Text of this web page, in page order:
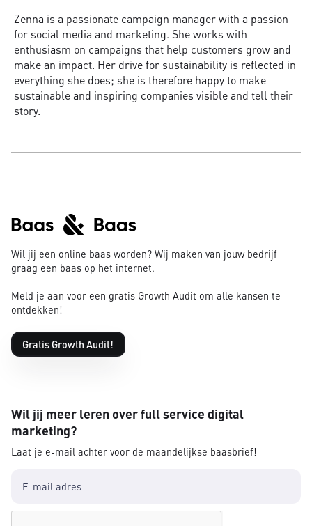
Zenna is a passionate campaign manager with a passion
for social media and marketing. She works with
enthusiasm on campaigns that help customers grow and
make an impact. Her drive for sustainability is reflected in
everything she does; she is therefore happy to make
sustainable and inspiring companies visible and tell their
story.
Wil jij een online baas worden? Wij maken van jouw bedrijf
graag een baas op het internet.
Meld je aan voor een gratis Growth Audit om alle kansen te
ontdekken!
Gratis Growth Audit!
Wil jij meer leren over full service digital
marketing?
Laat je e-mail achter voor de maandelijkse baasbrief!